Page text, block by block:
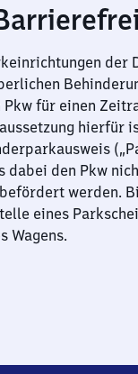
der
für einen
hierfür
dabei den Pkw
werden.
eines
Wagens.